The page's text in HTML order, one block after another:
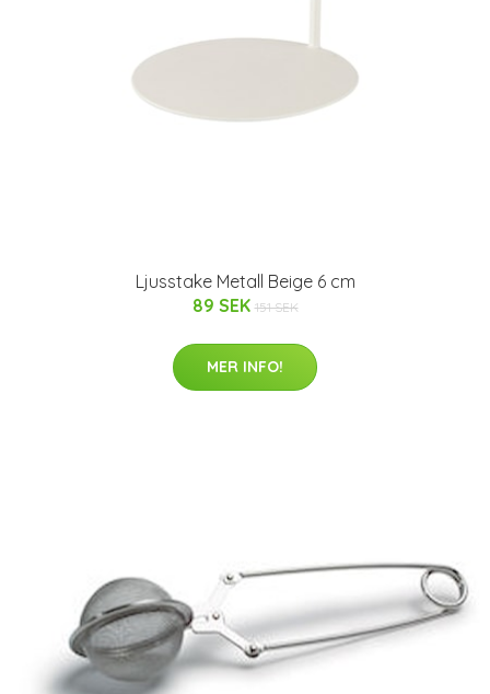
Ljusstake Metall Beige 6 cm
89 SEK 151 SEK
MER INFO!